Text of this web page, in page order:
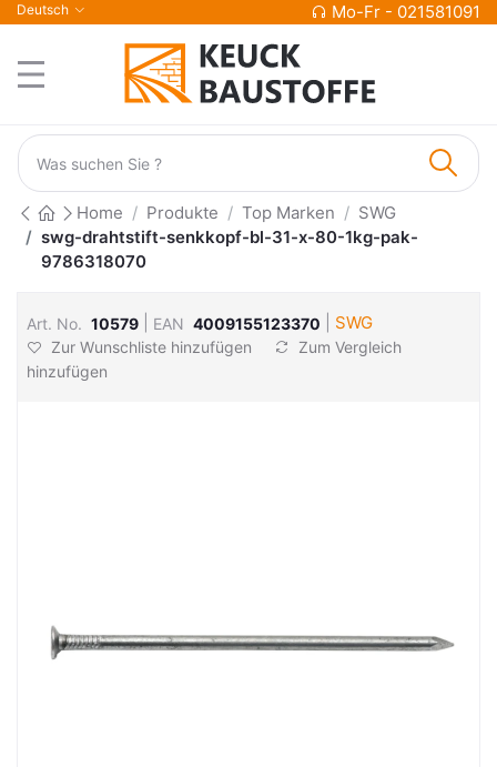
Deutsch Mo-Fr - 021581091
Home Produkte Top Marken
SWG
swg-drahtstift-senkkopf-bl-31-x-80-1kg-pak-
9786318070
Art. No. 10579 EAN 4009155123370 SWG
Zur Wunschliste hinzufügen
Zum Vergleich
hinzufügen